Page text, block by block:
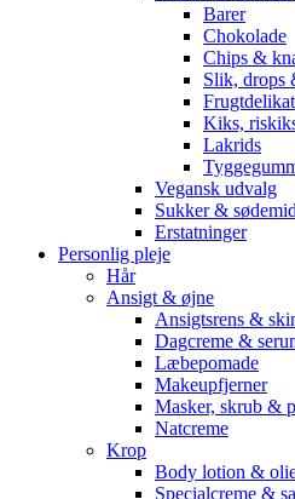
Barer
Chokolade
Chips &
Slik, drops
Kiks,
Lakrids
Vegansk udvalg
Sukker &
Erstatninger
Personlig pleje
Hår
Ansigt & øjne
Ansigtsrens &
Dagcreme &
Læbepomade
Makeupfjerner
Masker, skrub &
Natcreme
Krop
Body lotion &
Specialcreme &